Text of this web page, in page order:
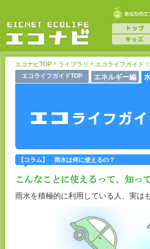
エコナビTOP ライブラリ エコライフガイド
エコライフガイドTOP
エネルギー編
【コラム】 雨水は何に使えるの？
雨水を積極的に利用している人、実は